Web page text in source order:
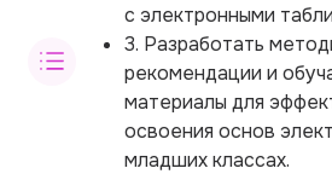
с электронными
3. Разработать
рекомендации и
материалы для
освоения основ
младших классах.